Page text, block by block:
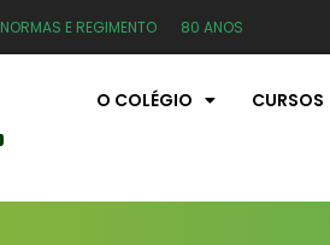
NORMAS E REGIMENTO 80 ANOS
O COLÉGIO CURSOS